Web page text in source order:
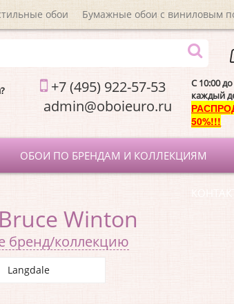
обои Бумажные обои с виниловым
+7 (495) 922-57-53
C 10:00
каждый
50%!!!
ОБОИ ПО БРЕНДАМ И КОЛЛЕКЦИЯМ
Winton
бренд/коллекцию
Langdale